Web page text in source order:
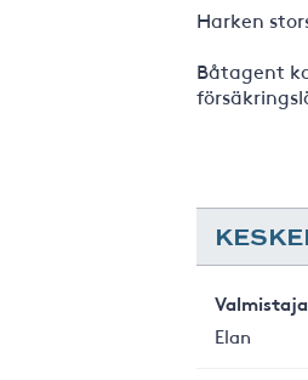
Harken
Båtagent
Valmistaja
Elan